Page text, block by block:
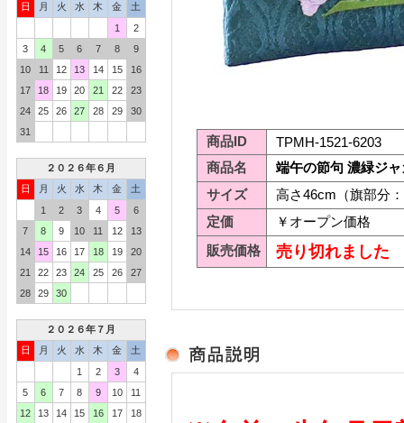
日
月 火 水 木 金
土
1
2
3
4 5 6 7 8
9
10
11 12 13 14 15
16
17
18 19 20 21 22
23
24
25 26 27 28 29
30
31
２０２６年６月
日
月 火 水 木 金
土
1
2 3 4 5
6
7
8 9 10 11 12
13
14
15 16 17 18 19
20
21
22 23 24 25 26
27
28
29 30
２０２６年７月
日
月 火 水 木 金
土
1
2 3
4
5
6 7 8 9 10
11
12
13 14 15 16 17 18
商品ID
TPMH-1521-6203
商品名
端午の節句 濃緑ジ
サイズ
高さ46cm（旗部分
定価
￥オープン価格
販売価格
売り切れました